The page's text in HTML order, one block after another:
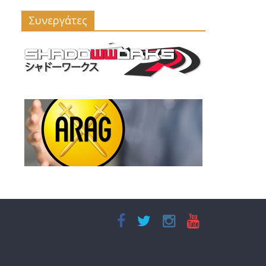
Συνεργάτες